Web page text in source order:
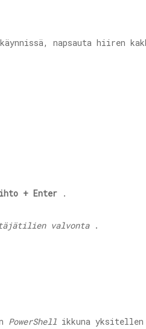
napsauta hiiren
+ Enter .
valvonta.
PowerShell ikkuna